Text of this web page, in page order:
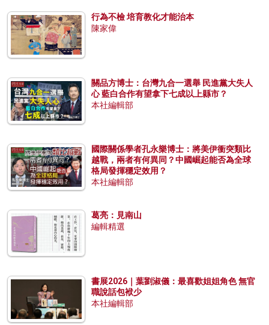
行為不檢 培育教化才能治本
陳家偉
關品方博士：台灣九合一選舉 民進黨大失人
心 藍白合作有望拿下七成以上縣市？
本社編輯部
國際關係學者孔永樂博士：將美伊衝突類比
越戰，兩者有何異同？中國崛起能否為全球
格局發揮穩定效用？
本社編輯部
葛亮：見南山
編輯精選
書展2026｜葉劉淑儀：最喜歡姐姐角色 無官
職說話包袱少
本社編輯部